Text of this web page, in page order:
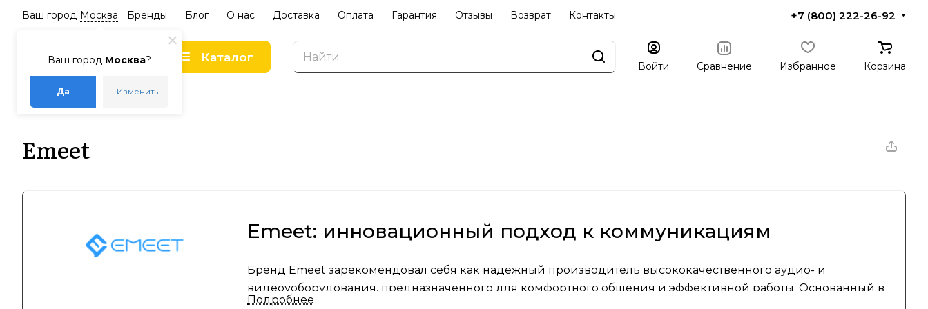
Ваш город Москва?
Да Изменить
Ваш город Москва Бренды Блог О нас Доставка Оплата Гарантия Отзывы Возврат Контакты +7 (800) 222-26-92
Каталог
Войти Сравнение Избранное Корзина
Главная – Бренды
Emeet
Emeet: инновационный подход к коммуникациям
Бренд Emeet зарекомендовал себя как надежный производитель высококачественного аудио- и
видеоуоборудования, предназначенного для комфортного общения и эффективной работы. Основанный в
Китае, Emeet быстро завоевал популярность благодаря своему вниманию к деталям и стремлению
Подробнее